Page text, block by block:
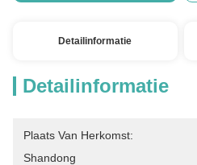
Detailinformatie
Detailinformatie
Plaats Van Herkomst:
Shandong